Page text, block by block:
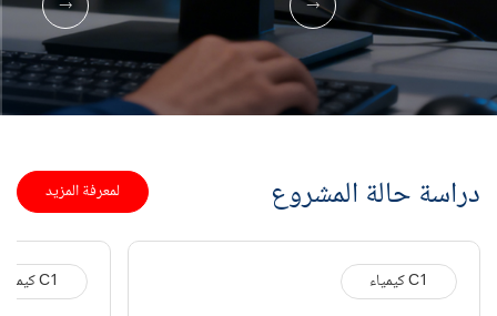
دراسة حالة المشروع لمعرفة المزيد
C1 كيمياء C1 كيمياء